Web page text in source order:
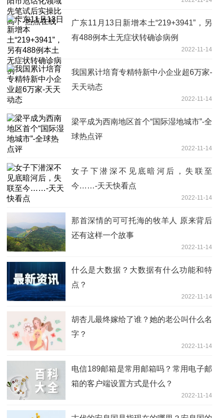
广东11月13日新增本土“219+3941”，另
有488例本土无症状转确诊病例
2022-11-14
我国累计培育专精特新中小企业超6万家-
天天动态
2022-11-14
梁平成为西南地区首个“国际湿地城市”-全
球热点评
2022-11-14
女子下潜深不见底暗河后，失联至
今……-天天快看点
2022-11-14
那首深情的可可托海的牧羊人 原来背后
还有这样一个故事
2022-11-14
什么是大数据？大数据有什么功能和特
点？
2022-11-14
胡杏儿最终嫁给了谁？她的老公叫什么名
字？
2022-11-14
电信189邮箱是常用邮箱吗？常用电子邮
箱的客户端设置方式是什么？
2022-11-14